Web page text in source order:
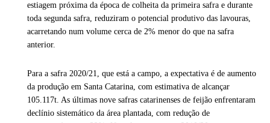
estiagem próxima da época de colheita da primeira safra e durante
toda segunda safra, reduziram o potencial produtivo das lavouras,
acarretando num volume cerca de 2% menor do que na safra
anterior.
Para a safra 2020/21, que está a campo, a expectativa é de aumento
da produção em Santa Catarina, com estimativa de alcançar
105.117t. As últimas nove safras catarinenses de feijão enfrentaram
declínio sistemático da área plantada, com redução de